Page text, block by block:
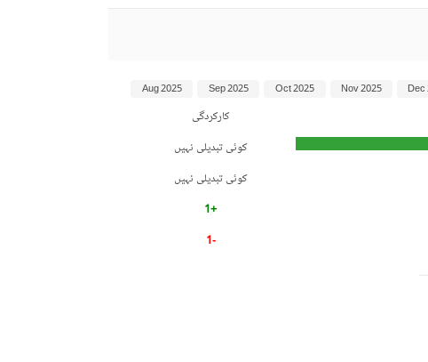
کارکردگی
کوئی تبدیلی نہیں
کوئی تبدیلی نہیں
+1
-1
Dec
Nov 2025
Oct 2025
Sep 2025
Aug 2025